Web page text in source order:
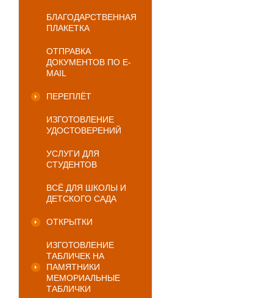
БЛАГОДАРСТВЕННАЯ
ПЛАКЕТКА
ОТПРАВКА
ДОКУМЕНТОВ ПО E-
MAIL
ПЕРЕПЛЁТ
ИЗГОТОВЛЕНИЕ
УДОСТОВЕРЕНИЙ
УСЛУГИ ДЛЯ
СТУДЕНТОВ
ВСЁ ДЛЯ ШКОЛЫ И
ДЕТСКОГО САДА
ОТКРЫТКИ
ИЗГОТОВЛЕНИЕ
ТАБЛИЧЕК НА
ПАМЯТНИКИ
МЕМОРИАЛЬНЫЕ
ТАБЛИЧКИ